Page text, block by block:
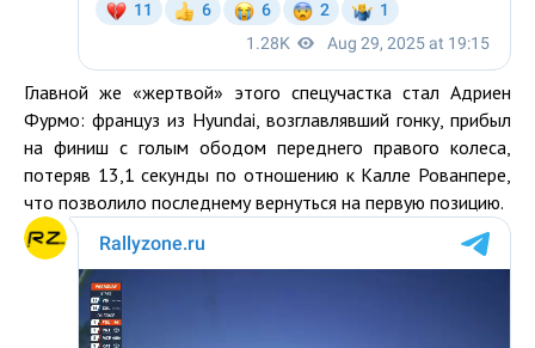
Главной же «жертвой» этого спецучастка стал Адриен
Фурмо: француз из Hyundai, возглавлявший гонку, прибыл
на финиш с голым ободом переднего правого колеса,
потеряв 13,1 секунды по отношению к Калле Рованпере,
что позволило последнему вернуться на первую позицию.